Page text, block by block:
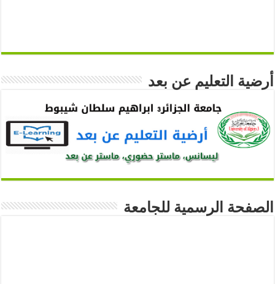
أرضية التعليم عن بعد
الصفحة الرسمية للجامعة